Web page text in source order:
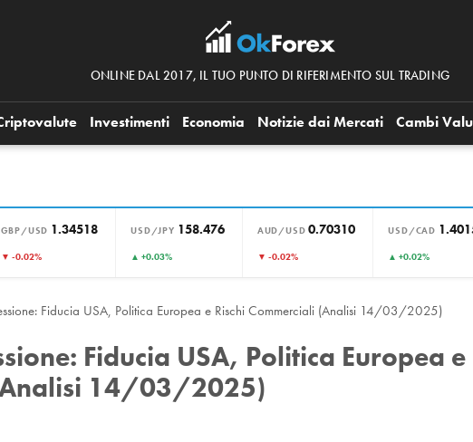
ONLINE DAL 2017, IL TUO PUNTO DI RIFERIMENTO SUL TRADING
Investimenti Economia Notizie dai Mercati Cambi
GBP/USD 1.34518
▼ -0.02%
USD/JPY 158.476
▲ +0.03%
AUD/USD 0.70310
▼ -0.02%
USD/CAD
▲ +0.02%
Fiducia USA, Politica Europea e Rischi Commerciali (Analisi 14/03/2025)
Fiducia USA, Politica Europea e
14/03/2025)